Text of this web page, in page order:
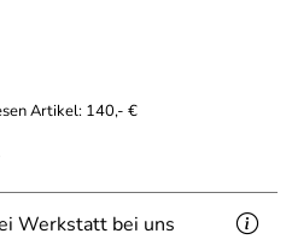
Artikel: 140,- €
Werkstatt bei uns